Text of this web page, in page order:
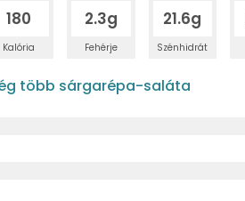
180
Kalória
2.3g
Fehérje
21.6g
Szénhidrát
több sárgarépa-saláta